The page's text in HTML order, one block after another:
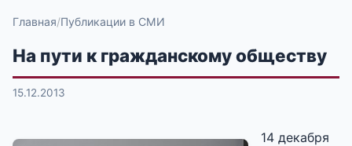
Главная Публикации в СМИ
На пути к гражданскому обществу
15.12.2013
14 декабря